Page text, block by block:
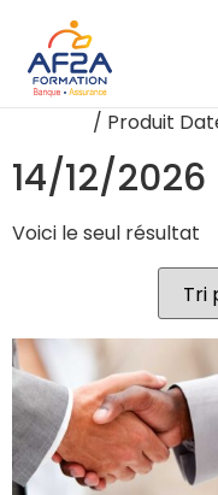
/ Produit
14/12/
Voici le seul résultat